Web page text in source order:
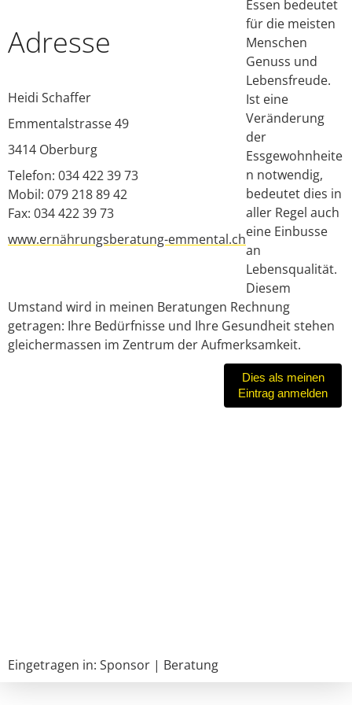
Adresse
Heidi Schaffer
Emmentalstrasse 49
3414 Oberburg
Telefon: 034 422 39 73
Mobil: 079 218 89 42
Fax: 034 422 39 73
www.ernährungsberatung-emmental.ch
Essen bedeutet
für die meisten
Menschen
Genuss und
Lebensfreude.
Ist eine
Veränderung
der
Essgewohnheite
n notwendig,
bedeutet dies in
aller Regel auch
eine Einbusse
an
Lebensqualität.
Diesem
Umstand wird in meinen Beratungen Rechnung
getragen: Ihre Bedürfnisse und Ihre Gesundheit stehen
gleichermassen im Zentrum der Aufmerksamkeit.
Dies als meinen
Eintrag anmelden
Eingetragen in: Sponsor | Beratung